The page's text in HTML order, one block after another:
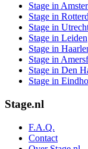
Stage in
Stage in
Stage in
Stage in Leiden
Stage in
Stage in
Stage in Den
Stage in
Stage.nl
F.A.Q.
Contact